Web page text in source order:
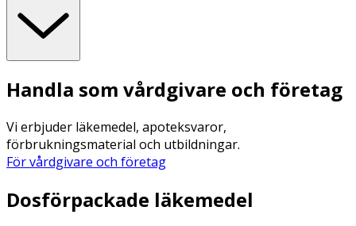
Handla som vårdgivare och företag
Vi erbjuder läkemedel, apoteksvaror,
förbrukningsmaterial och utbildningar.
För vårdgivare och företag
Dosförpackade läkemedel